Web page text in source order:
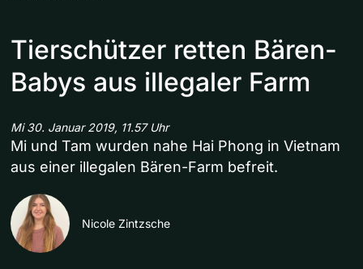
Tierschützer retten Bären-
Babys aus illegaler Farm
Mi 30. Januar 2019, 11.57 Uhr
Mi und Tam wurden nahe Hai Phong in Vietnam
aus einer illegalen Bären-Farm befreit.
Nicole Zintzsche